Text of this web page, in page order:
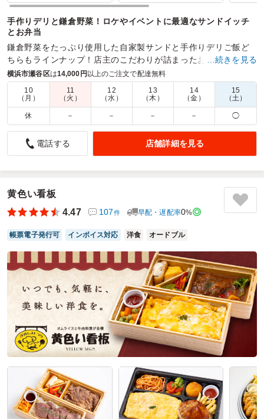
手作りデリと鎌倉野菜！ロケやイベントに最適なサンドイッチ
とお弁当
鎌倉野菜をたっぷり使用した自家製サンドと手作りデリご飯ど
ちらもラインナップ！店主のこだわりが詰まったお弁当を是非
お召し上がりください。ロケやイベントなどに最適です。
商品数： 締切日時： 3日前20:00 価格帯：
1,188円～3,500円
配達時間：
10:00～15:00
量・見た目の女性向き
4.0
文しました。まず弁当の中身が見えず○○弁当だけの情報しか
なく、複数の時は不便さがありました。後弁当箱が大きくワ
クワクし開けましたが、期待よりは量が少なめ。弁当半分が
ご飯に主品が乗っており、後の半分はおしゃれな野菜のソテ
ですが、やはり男性には物足りなさが否めません。
ご利用シーン： スポーツ ›
スポーツイベント
参加者の年齢：
60代以上男女比：男女混合
神奈川県藤沢市鵠沼東
2025/03/28
たべる菜デリの口コミをもっと見る
…続きを見る
横浜市瀬谷区は14,000円以上のご注文で配達無料
10
（月）
11
（火）
12
（水）
13
（木）
14
（金）
15
（土）
休 － － － － ◯
電話する 店舗詳細を見る
黄色い看板
4.47
107件 早配・遅配率0%
帳票電子発行可 インボイス対応 洋食 オードブル